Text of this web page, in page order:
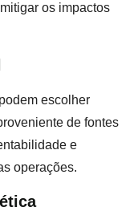
os impactos
escolher
de fontes
e
operações.